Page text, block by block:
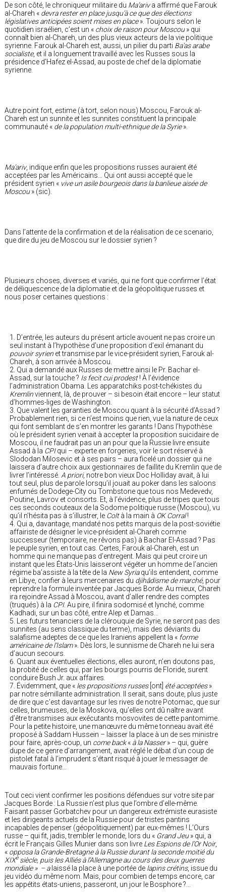
De son côté, le chroniqueur militaire du Ma’ariva affirmé que Farouk
al-Chareh « devra rester en place jusqu’à ce que des élections
législatives anticipées soient mises en place». Toujours selon le
quotidien israélien, c’est un « choix de raison pour Moscou» qui
connaît bien al-Chareh, un des plus vieux acteurs de la vie politique
syrienne. Farouk al-Chareh est, aussi, un pilier du parti Ba’as arabe
socialiste, et il a longuement travaillé avec les Russes sous la
présidence d’Hafez el-Assad, au poste de chef de la diplomatie
syrienne.
Autre point fort, estime (à tort, selon nous) Moscou, Farouk al-
Chareh est un sunnite et les sunnites constituent la principale
communauté « de la population multi-ethnique de la Syrie».
Ma’ariv, indique enfin que les propositions russes auraient été
acceptées par les Américains… Qui ont aussi accepté que le
président syrien « vive un asile bourgeois dans la banlieue aisée de
Moscou» (sic).
Dans l’attente de la confirmation et de la réalisation de ce scenario,
que dire du jeu de Moscou sur le dossier syrien ?
Plusieurs choses, diverses et variés, qui ne font que confirmer l’état
de déliquescence de la diplomatie et de la géopolitique russes et
nous poser certaines questions :
D’entrée, les auteurs du présent article avouent ne pas croire un
seul instant à l’hypothèse d’une proposition d’exil émanant du
pouvoir syrien et transmise par le vice-président syrien, Farouk al-
Chareh, à son arrivée à Moscou.
Qui a demandé aux Russes de mettre ainsi le Pr. Bachar el-
Assad, sur la touche ? Is fecit cui prodest! À l’évidence
l’administration Obama. Les apparatchiks post-tchékistes du
Kremlinviennent, là, de prouver – si besoin était encore – leur statut
d’hommes-liges de Washington.
Que valent les garanties de Moscou quant à la sécurité d’Assad ?
Probablement rien, si ce n’est moins que rien, vue la nature de ceux
qui font semblant de s’en montrer les garants ! Dans l’hypothèse
où le président syrien venait à accepter la proposition suicidaire de
Moscou, il ne faudrait pas un an pour que la Russie livre ensuite
Assad à la CPIqui – experte en forgeries, voir le sort réservé à
Slododan Milosevic et à ses pairs – aura ficelé un dossier qui ne
laissera d’autre choix aux gestionnaires de faillite du Kremlin que de
livrer l’intéressé. A priori, notre bon vieux Doc Holliday avait, à lui
tout seul, plus de parole lorsqu’il jouait au poker dans les saloons
enfumés de Dodege-City ou Tombstone que tous nos Medevedv,
Poutine, Lavrov et consorts. Et, à l’évidence, plus de tripes que tous
ces seconds couteaux de la Sodome politique russe (Moscou), vu
qu’il n’hésita pas à s’illustrer, le Coltà la main à OK Corral!
Qui a, davantage, mandaté nos petits marquis de la post-soviétie
affairiste de désigner le vice-président al-Chareh comme
successeur (temporaire, ne rêvons pas) à Bachar El-Assad ? Pas
le peuple syrien, en tout cas. Certes, Farouk al-Chareh, est un
homme qui ne manque pas d’entregent. Mais qui peut croire un
instant que les États-Unis laisseront végéter un homme de l’ancien
régime ba’assiste à la tête de la New Syriaqu’ils entendent, comme
en Libye, confier à leurs mercenaires du djihâdisme de marché, pour
reprendre la formule inventée par Jacques Borde. Au mieux, Chareh
ira rejoindre Assad à Moscou, avant d’aller rendre des comptes
(truqués) à la CPI. Au pire, il finira sodomisé et lynché, comme
Kadhadi, sur un bas côté, entre Alep et Damas…
Les futurs tenanciers de la clérouquie de Syrie, ne seront pas des
sunnites (au sens classique du terme), mais des déviants du
salafisme adeptes de ce que les Iraniens appellent la « forme
américaine de l’Islam». Dès lors, le sunnisme de Chareh ne lui sera
d’aucun secours.
Quant aux éventuelles élections, elles auront, n’en doutons pas,
la probité de celles qui, par les bourgs pourris de Floride, surent
conduire Bush Jr. aux affaires.
Évidemment, que « les propositions russes [ont] été acceptées»
par notre sémillante administration. Il serait, sans doute, plus juste
de dire que c’est davantage sur les rives de notre Potomac, que sur
celles, brumeuses, de la Moskova, qu’elles ont dû naître avant
d’être transmises aux exécutants mosvovites de cette pantomime.
Pour la petite histoire, une manœuvre du même tonneau avait été
proposé à Saddam Hussein – laisser la place à un de ses ministre
pour faire, après-coup, un come back« à la Nasser» – qui, guère
dupe de ce genre d’arrangement, avait réglé le débat d’un coup de
pistolet fatal à l’imprudent s’étant risqué à jouer le messager de
mauvais fortune…
Tout ceci vient confirmer les positions défendues sur votre site par
Jacques Borde : La Russie n’est plus que l’ombre d’elle-même.
Faisant passer Gorbatchev pour un dangereux extrémiste eurasiste
et les dirigeants actuels de la Russie pour de tristes pantins
incapables de penser (géopolitiquement) par eux-mêmes ! L’Ours
russe – qui fit, jadis, trembler le monde, lors du « Grand Jeu» qui, a
écrit le Français Gilles Munier dans son livre Les Espions de l’Or Noir,
« opposa la Grande-Bretagne à la Russie durant la seconde moitié du
XIXesiècle, puis les Alliés à l’Allemagne au cours des deux guerres
mondiale » – alaissé la place à une portée de lapins crétins, issue du
jeu vidéo du même nom. Mais, pour combien de temps encore, car
les appétits états-uniens, passeront, un jour le Bosphore ?…